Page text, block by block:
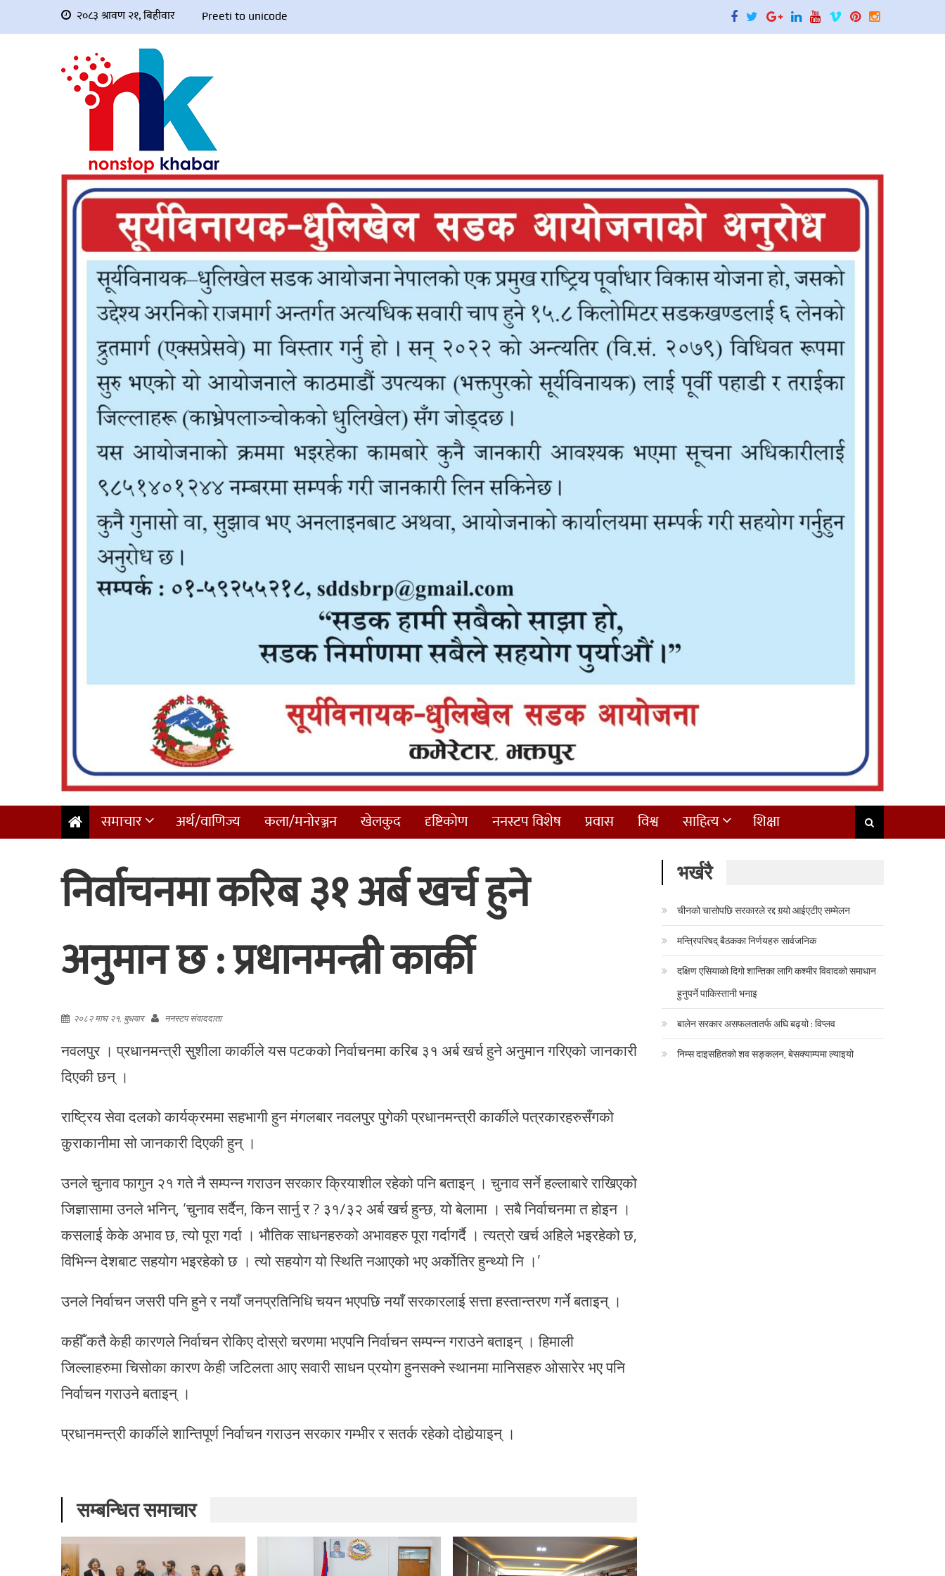
२०८३ श्रावण २१, बिहीवार Preeti to unicode
समाचार अर्थ/वाणिज्य कला/मनोरञ्जन खेलकुद दृष्टिकोण ननस्टप विशेष प्रवास विश्व साहित्य शिक्षा
निर्वाचनमा करिब ३१ अर्ब खर्च हुने
अनुमान छ : प्रधानमन्त्री कार्की
२०८२ माघ २१, बुधवार ननस्टप संवाददाता
नवलपुर । प्रधानमन्त्री सुशीला कार्कीले यस पटकको निर्वाचनमा करिब ३१ अर्ब खर्च हुने अनुमान गरिएको जानकारी
दिएकी छन् ।
राष्ट्रिय सेवा दलको कार्यक्रममा सहभागी हुन मंगलबार नवलपुर पुगेकी प्रधानमन्त्री कार्कीले पत्रकारहरुसँगको
कुराकानीमा सो जानकारी दिएकी हुन् ।
उनले चुनाव फागुन २१ गते नै सम्पन्न गराउन सरकार क्रियाशील रहेको पनि बताइन् । चुनाव सर्ने हल्लाबारे राखिएको
जिज्ञासामा उनले भनिन्, ‘चुनाव सर्दैन, किन सार्नु र ? ३१/३२ अर्ब खर्च हुन्छ, यो बेलामा । सबै निर्वाचनमा त होइन ।
कसलाई केके अभाव छ, त्यो पूरा गर्दा । भौतिक साधनहरुको अभावहरु पूरा गर्दागर्दै । त्यत्रो खर्च अहिले भइरहेको छ,
विभिन्न देशबाट सहयोग भइरहेको छ । त्यो सहयोग यो स्थिति नआएको भए अर्कोतिर हुन्थ्यो नि ।’
उनले निर्वाचन जसरी पनि हुने र नयाँ जनप्रतिनिधि चयन भएपछि नयाँ सरकारलाई सत्ता हस्तान्तरण गर्ने बताइन् ।
कहीँ कतै केही कारणले निर्वाचन रोकिए दोस्रो चरणमा भएपनि निर्वाचन सम्पन्न गराउने बताइन् । हिमाली
जिल्लाहरुमा चिसोका कारण केही जटिलता आए सवारी साधन प्रयोग हुनसक्ने स्थानमा मानिसहरु ओसारेर भए पनि
निर्वाचन गराउने बताइन् ।
प्रधानमन्त्री कार्कीले शान्तिपूर्ण निर्वाचन गराउन सरकार गम्भीर र सतर्क रहेको दोहोर्‍याइन् ।
सम्बन्धित समाचार
भर्खरै
चीनको चासोपछि सरकारले रद्द गर्‍यो आईएटीए सम्मेलन
मन्त्रिपरिषद् बैठकका निर्णयहरु सार्वजनिक
दक्षिण एसियाको दिगो शान्तिका लागि कश्मीर विवादको समाधान
हुनुपर्ने पाकिस्तानी भनाइ
बालेन सरकार असफलतातर्फ अघि बढ्यो : विप्लव
निम्स दाइसहितको शव सङ्कलन, बेसक्याम्पमा ल्याइयो